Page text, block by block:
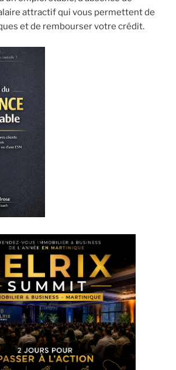
attractif qui vous permettent de
et de rembourser votre crédit.